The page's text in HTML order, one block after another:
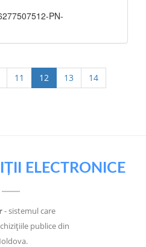
PN-
11 12 13
14
ELECTRONICE
- sistemul care
publice din